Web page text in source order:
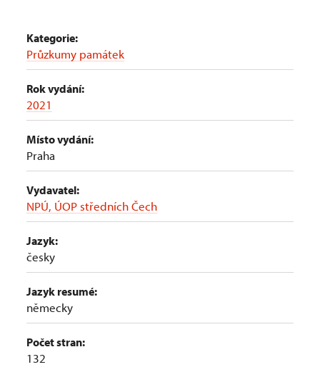
Kategorie:
Průzkumy památek
Rok vydání:
2021
Místo vydání:
Praha
Vydavatel:
NPÚ, ÚOP středních Čech
Jazyk:
česky
Jazyk resumé:
německy
Počet stran:
132